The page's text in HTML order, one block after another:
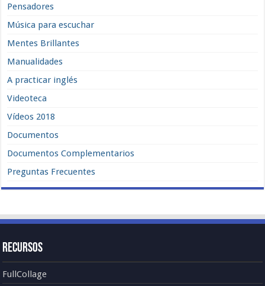
Pensadores
Música para escuchar
Mentes Brillantes
Manualidades
A practicar inglés
Videoteca
Vídeos 2018
Documentos
Documentos Complementarios
Preguntas Frecuentes
Recursos
FullCollage